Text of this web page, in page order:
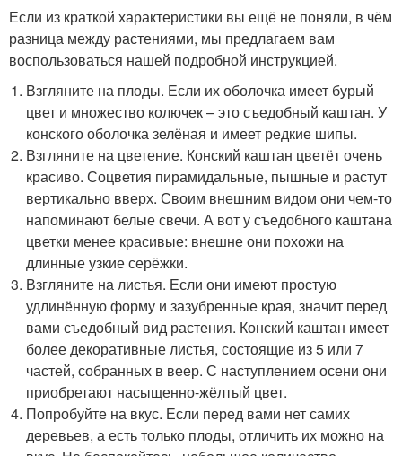
Если из краткой характеристики вы ещё не поняли, в чём
разница между растениями, мы предлагаем вам
воспользоваться нашей подробной инструкцией.
Взгляните на плоды. Если их оболочка имеет бурый
цвет и множество колючек – это съедобный каштан. У
конского оболочка зелёная и имеет редкие шипы.
Взгляните на цветение. Конский каштан цветёт очень
красиво. Соцветия пирамидальные, пышные и растут
вертикально вверх. Своим внешним видом они чем-то
напоминают белые свечи. А вот у съедобного каштана
цветки менее красивые: внешне они похожи на
длинные узкие серёжки.
Взгляните на листья. Если они имеют простую
удлинённую форму и зазубренные края, значит перед
вами съедобный вид растения. Конский каштан имеет
более декоративные листья, состоящие из 5 или 7
частей, собранных в веер. С наступлением осени они
приобретают насыщенно-жёлтый цвет.
Попробуйте на вкус. Если перед вами нет самих
деревьев, а есть только плоды, отличить их можно на